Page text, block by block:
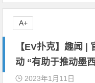
【EV扑克】趣闻 |
动 “有助于推动墨
2023年1月11日
A+